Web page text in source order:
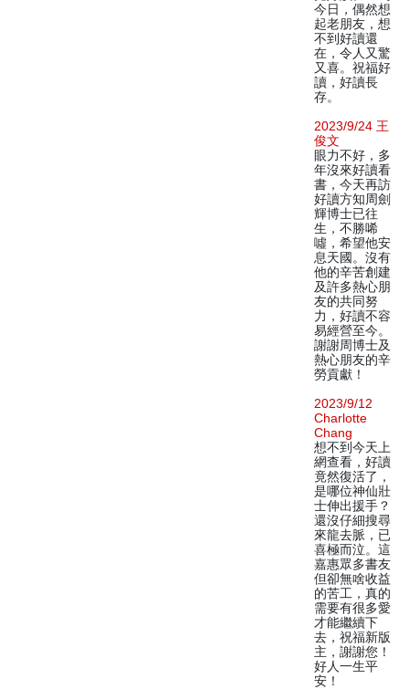
今日，偶然想
起老朋友，想
不到好讀還
在，令人又驚
又喜。祝福好
讀，好讀長
存。
2023/9/24 王
俊文
眼力不好，多
年沒來好讀看
書，今天再訪
好讀方知周劍
輝博士已往
生，不勝唏
噓，希望他安
息天國。沒有
他的辛苦創建
及許多熱心朋
友的共同努
力，好讀不容
易經營至今。
謝謝周博士及
熱心朋友的辛
勞貢獻！
2023/9/12
Charlotte
Chang
想不到今天上
網查看，好讀
竟然復活了，
是哪位神仙壯
士伸出援手？
還沒仔細搜尋
來龍去脈，已
喜極而泣。這
嘉惠眾多書友
但卻無啥收益
的苦工，真的
需要有很多愛
才能繼續下
去，祝福新版
主，謝謝您！
好人一生平
安！